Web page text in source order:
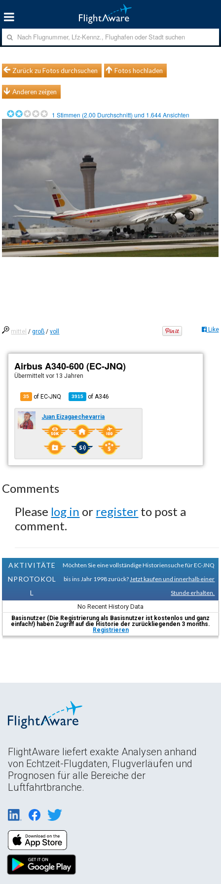
Zurück zu Fotos durchsuchen Fotos hochladen
Anderen zeigen
1 Stimmen (2.00 Durchschnitt) und 1.644Ansichten
mittel /groß /voll Like
Airbus A340-600 (EC-JNQ)
Übermitteltvor 13 Jahren
35 of EC-JNQ 3915 of A346
Juan Eizagaechevarria
Comments
Please log in or register to post a
comment.
AKTIVITÄTE
NPROTOKOL
L
Möchten Sie eine vollständige Historiensuche für EC-JNQ
bis ins Jahr 1998 zurück? Jetzt kaufen und innerhalb einer
Stunde erhalten.
No Recent History Data
Basisnutzer (Die Registrierung als Basisnutzer ist kostenlos und ganz
einfach!) haben Zugriff auf die Historie der zurückliegenden 3 months.
Registrieren
FlightAware liefert exakte Analysen anhand
von Echtzeit-Flugdaten, Flugverläufen und
Prognosen für alle Bereiche der
Luftfahrtbranche.